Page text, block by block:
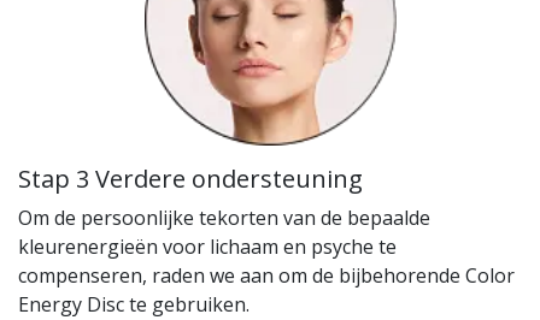
Stap 3 Verdere ondersteuning
Om de persoonlijke tekorten van de bepaalde
kleurenergieën voor lichaam en psyche te
compenseren, raden we aan om de bijbehorende Color
Energy Disc te gebruiken.